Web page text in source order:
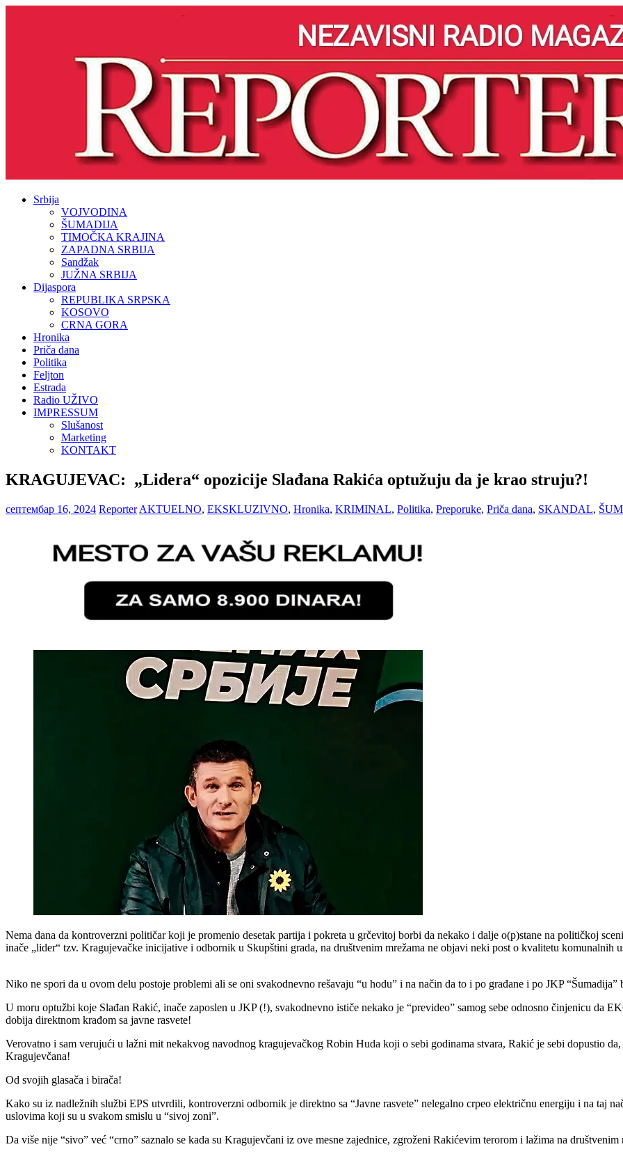
Srbija
VOJVODINA
ŠUMADIJA
TIMOČKA KRAJINA
ZAPADNA SRBIJA
Sandžak
JUŽNA SRBIJA
Dijaspora
REPUBLIKA SRPSKA
KOSOVO
CRNA GORA
Hronika
Priča dana
Politika
Feljton
Estrada
Radio UŽIVO
IMPRESSUM
Slušanost
Marketing
KONTAKT
KRAGUJEVAC: „Lidera“ opozicije Slađana Rakića optužuju da je krao struju?!
септембар 16, 2024 Reporter AKTUELNO, EKSKLUZIVNO, Hronika, KRIMINAL, Politika, Preporuke, Priča dana, SKANDAL,
Nema dana da kontroverzni političar koji je promenio desetak partija i pokreta u grčevitoj borbi da nekako i dalje o(p)stane na političkoj
inače „lider“ tzv. Kragujevačke inicijative i odbornik u Skupštini grada, na društvenim mrežama ne objavi neki post o kvalitetu komunalnih
Niko ne spori da u ovom delu postoje problemi ali se oni svakodnevno rešavaju “u hodu” i na način da to i po građane i po JKP “Šumadija”
U moru optužbi koje Slađan Rakić, inače zaposlen u JKP (!), svakodnevno ističe nekako je “prevideo” samog sebe odnosno činjenicu da
dobija direktnom krađom sa javne rasvete!
Verovatno i sam verujući u lažni mit nekakvog navodnog kragujevačkog Robin Huda koji o sebi godinama stvara, Rakić je sebi dopustio
Kragujevčana!
Od svojih glasača i birača!
Kako su iz nadležnih službi EPS utvrdili, kontroverzni odbornik je direktno sa “Javne rasvete” nelegalno crpeo električnu energiju i na taj
uslovima koji su u svakom smislu u “sivoj zoni”.
Da više nije “sivo” već “crno” saznalo se kada su Kragujevčani iz ove mesne zajednice, zgroženi Rakićevim terorom i lažima na